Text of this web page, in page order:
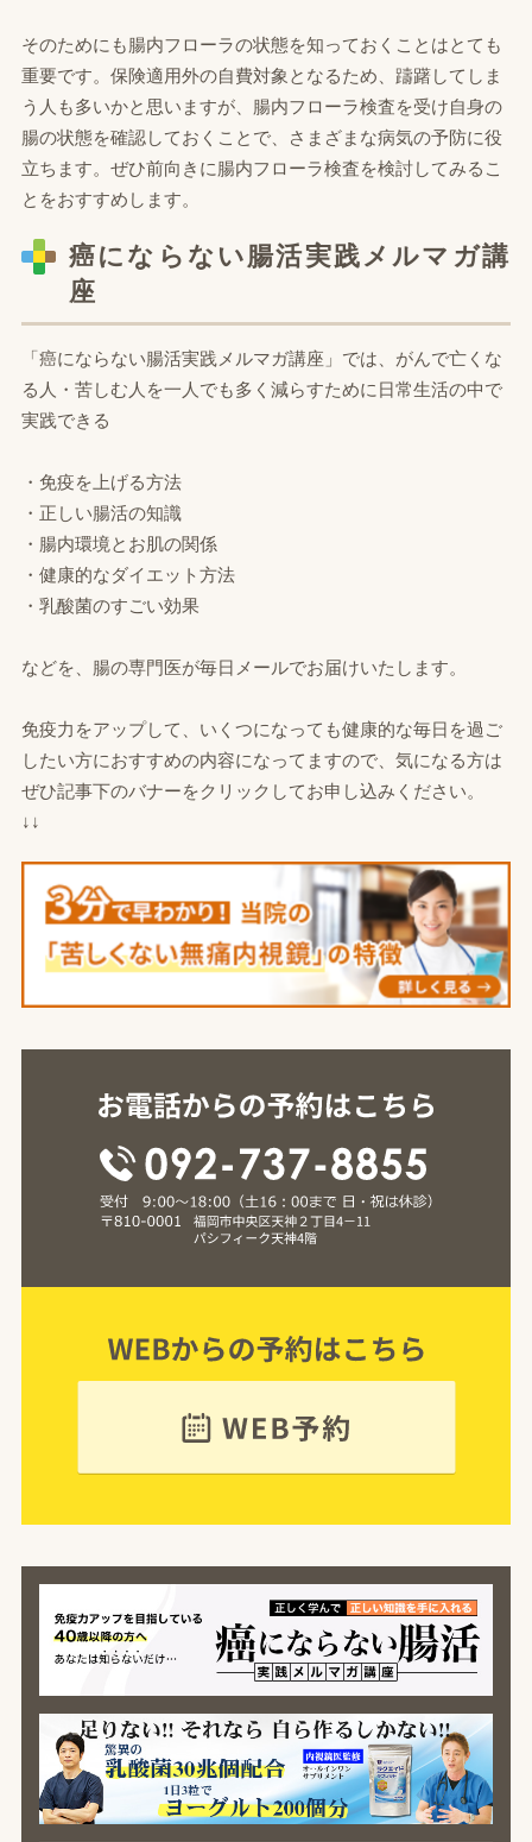
そのためにも腸内フローラの状態を知っておくことはとても
重要です。保険適用外の自費対象となるため、躊躇してしま
う人も多いかと思いますが、腸内フローラ検査を受け自身の
腸の状態を確認しておくことで、さまざまな病気の予防に役
立ちます。ぜひ前向きに腸内フローラ検査を検討してみるこ
とをおすすめします。
癌にならない腸活実践メルマガ講
座
「癌にならない腸活実践メルマガ講座」では、がんで亡くな
る人・苦しむ人を一人でも多く減らすために日常生活の中で
実践できる
・免疫を上げる方法
・正しい腸活の知識
・腸内環境とお肌の関係
・健康的なダイエット方法
・乳酸菌のすごい効果
などを、腸の専門医が毎日メールでお届けいたします。
免疫力をアップして、いくつになっても健康的な毎日を過ご
したい方におすすめの内容になってますので、気になる方は
ぜひ記事下のバナーをクリックしてお申し込みください。
↓↓